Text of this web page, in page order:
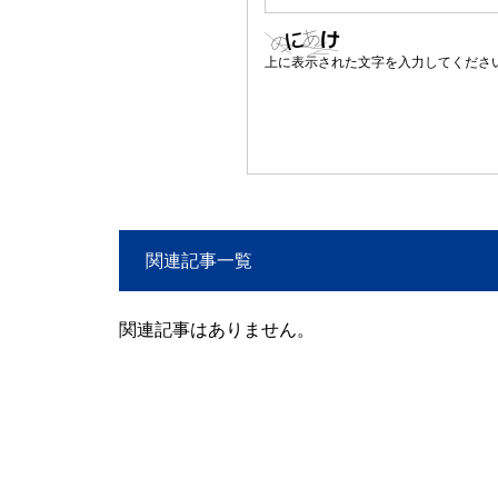
上に表示された文字を入力してくださ
関連記事一覧
関連記事はありません。